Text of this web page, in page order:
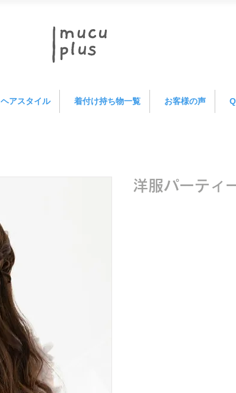
ヘアスタイル 着付け持ち物一覧 お客様の声
洋服パーティ